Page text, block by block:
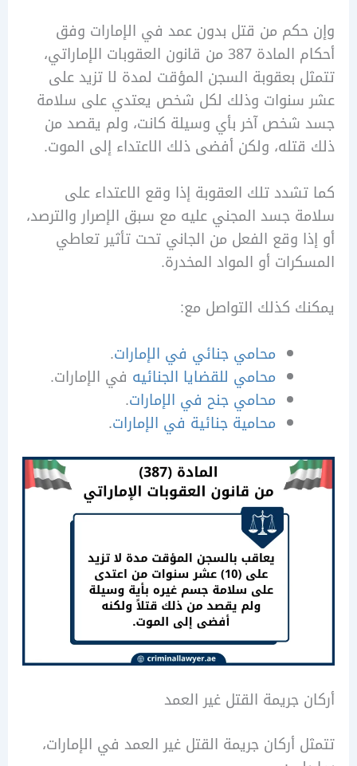
من قتل بدون عمد في الإمارات وفق
أحكام المادة 387 من قانون العقوبات الإماراتي،
بعقوبة السجن المؤقت لمدة لا تزيد على
وذلك لكل شخص يعتدي على سلامة
آخر بأي وسيلة كانت، ولم يقصد من
ولكن أفضى ذلك الاعتداء إلى الموت.
تلك العقوبة إذا وقع الاعتداء على
جسد المجني عليه مع سبق الإصرار والترصد،
وقع الفعل من الجاني تحت تأثير تعاطي
أو المواد المخدرة.
كذلك التواصل مع:
محامي جنائي في الإمارات
محامي للقضايا الجنائيه في الإمارات.
محامي جنح في الإمارات
محامية جنائية في الإمارات
جريمة القتل غير العمد
أركان جريمة القتل غير العمد في الإمارات،